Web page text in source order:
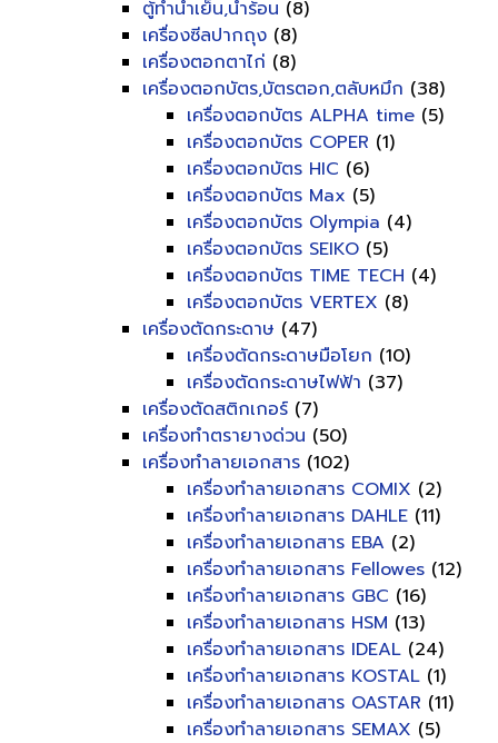
ตู้ทำน้ำเย็น,น้ำร้อน (8)
เครื่องซีลปากถุง (8)
เครื่องตอกตาไก่ (8)
เครื่องตอกบัตร,บัตรตอก,ตลับหมึก (38)
เครื่องตอกบัตร ALPHA time (5)
เครื่องตอกบัตร COPER (1)
เครื่องตอกบัตร HIC (6)
เครื่องตอกบัตร Max (5)
เครื่องตอกบัตร Olympia (4)
เครื่องตอกบัตร SEIKO (5)
เครื่องตอกบัตร TIME TECH (4)
เครื่องตอกบัตร VERTEX (8)
เครื่องตัดกระดาษ (47)
เครื่องตัดกระดาษมือโยก (10)
เครื่องตัดกระดาษไฟฟ้า (37)
เครื่องตัดสติกเกอร์ (7)
เครื่องทำตรายางด่วน (50)
เครื่องทำลายเอกสาร (102)
เครื่องทำลายเอกสาร COMIX (2)
เครื่องทำลายเอกสาร DAHLE (11)
เครื่องทำลายเอกสาร EBA (2)
เครื่องทำลายเอกสาร Fellowes (12)
เครื่องทำลายเอกสาร GBC (16)
เครื่องทำลายเอกสาร HSM (13)
เครื่องทำลายเอกสาร IDEAL (24)
เครื่องทำลายเอกสาร KOSTAL (1)
เครื่องทำลายเอกสาร OASTAR (11)
เครื่องทำลายเอกสาร SEMAX (5)